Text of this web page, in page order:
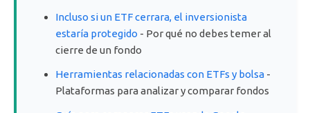
Incluso si un ETF cerrara, el inversionista
estaría protegido - Por qué no debes temer al
cierre de un fondo
Herramientas relacionadas con ETFs y bolsa -
Plataformas para analizar y comparar fondos